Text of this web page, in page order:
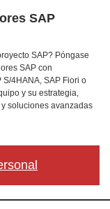
SAP
SAP? Póngase
SAP con
4HANA, SAP Fiori o
y su estrategia,
soluciones avanzadas